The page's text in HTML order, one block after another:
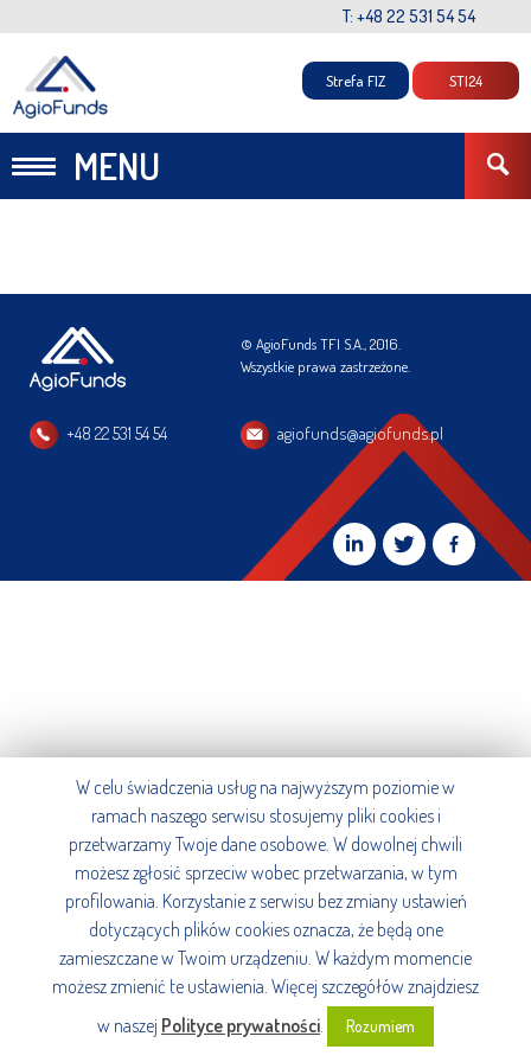
T: +48 22 531 54 54
MENU
Strefa FIZ STI24
© AgioFunds TFI S.A., 2016.
Wszystkie prawa zastrzeżone.
+48 22 531 54 54 agiofunds@agiofunds.pl
W celu świadczenia usług na najwyższym poziomie w
ramach naszego serwisu stosujemy pliki cookies i
przetwarzamy Twoje dane osobowe. W dowolnej chwili
możesz zgłosić sprzeciw wobec przetwarzania, w tym
profilowania. Korzystanie z serwisu bez zmiany ustawień
dotyczących plików cookies oznacza, że będą one
zamieszczane w Twoim urządzeniu. W każdym momencie
możesz zmienić te ustawienia. Więcej szczegółów znajdziesz
w naszej Polityce prywatności. Rozumiem